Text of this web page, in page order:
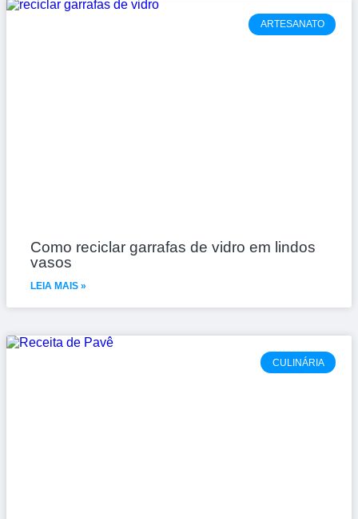
ARTESANATO
Como reciclar garrafas de vidro em lindos
vasos
LEIA MAIS »
CULINÁRIA